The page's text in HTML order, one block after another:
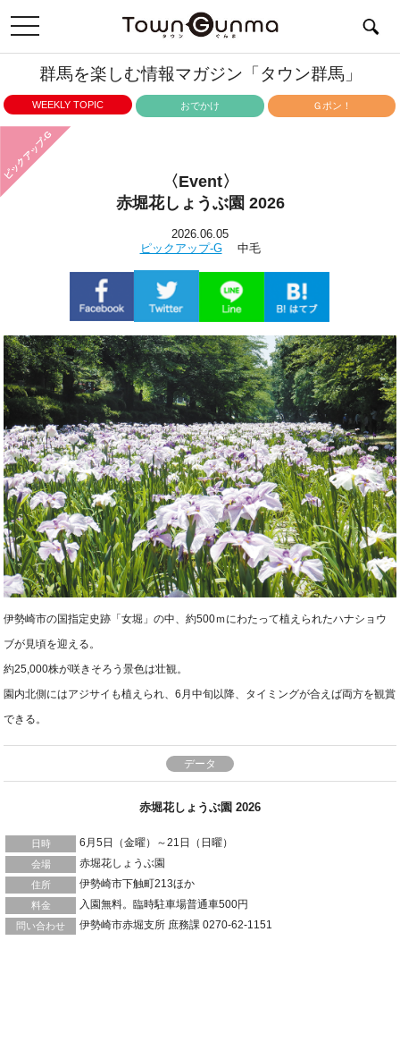
toggle
navigation
群馬を楽しむ情報マガジン「タウン群馬」
WEEKLY TOPIC おでかけ Ｇポン！
ピックアップ-G
〈Event〉
赤堀花しょうぶ園 2026
2026.06.05
ピックアップ-G中毛
伊勢崎市の国指定史跡「女堀」の中、約500ｍにわたって植えられたハナショウ
ブが見頃を迎える。
約25,000株が咲きそろう景色は壮観。
園内北側にはアジサイも植えられ、6月中旬以降、タイミングが合えば両方を観賞
できる。
データ
赤堀花しょうぶ園 2026
日時 6月5日（金曜）～21日（日曜）
会場 赤堀花しょうぶ園
住所 伊勢崎市下触町213ほか
料金 入園無料。臨時駐車場普通車500円
問い合わせ 伊勢崎市赤堀支所 庶務課 0270-62-1151